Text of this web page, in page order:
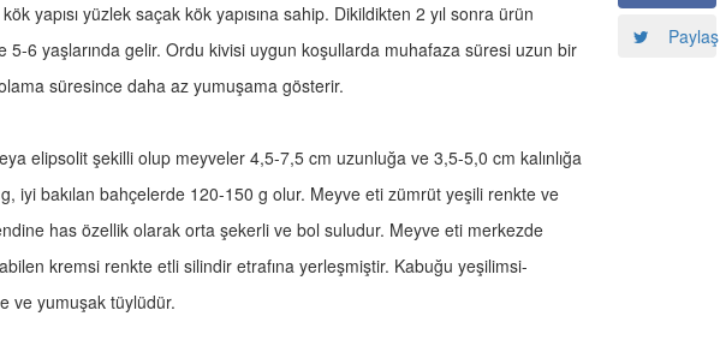
yapısı yüzlek saçak kök yapısına sahip. Dikildikten 2 yıl sonra ürün
5-6 yaşlarında gelir. Ordu kivisi uygun koşullarda muhafaza süresi uzun bir
süresince daha az yumuşama gösterir.
elipsolit şekilli olup meyveler 4,5-7,5 cm uzunluğa ve 3,5-5,0 cm kalınlığa
g, iyi bakılan bahçelerde 120-150 g olur. Meyve eti zümrüt yeşili renkte ve
has özellik olarak orta şekerli ve bol suludur. Meyve eti merkezde
kremsi renkte etli silindir etrafına yerleşmiştir. Kabuğu yeşilimsi-
ve yumuşak tüylüdür.
Paylaş